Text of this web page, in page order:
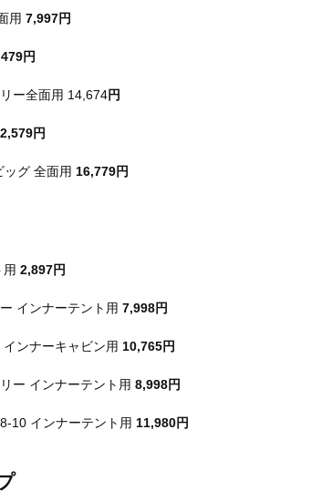
用 7,997円
円
ー全面用 14,674円
円
グ 全面用 16,779円
2,897円
インナーテント用 7,998円
ンナーキャビン用 10,765円
ー インナーテント用 8,998円
10 インナーテント用 11,980円